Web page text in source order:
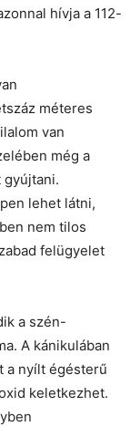
hívja a 112-
méteres
van
még a
gyújtani.
lehet látni,
nem tilos
felügyelet
a szén-
A kánikulában
a nyílt égésterű
keletkezhet.